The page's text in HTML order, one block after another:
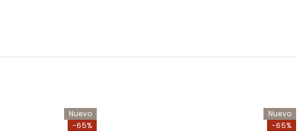
Nuevo
-65%
Nuevo
-65%